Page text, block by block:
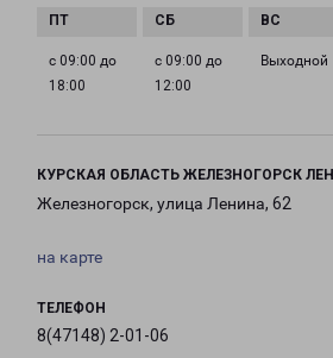
с 09:00 до
18:00
с 09:00 до
12:00
Выходной
КУРСКАЯ ОБЛАСТЬ ЖЕЛЕЗНОГОРСК
Железногорск, улица Ленина, 62
на карте
ТЕЛЕФОН
8(47148) 2-01-06